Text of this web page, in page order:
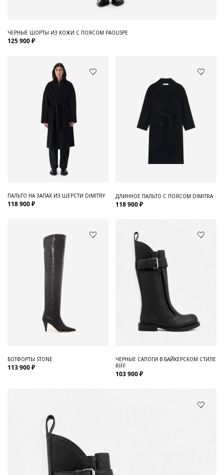
ЧЕРНЫЕ ШОРТЫ ИЗ КОЖИ С ПОЯСОМ PAOLISPE
125 900 ₽
ПАЛЬТО НА ЗАПАХ ИЗ ШЕРСТИ DIMITRY
118 900 ₽
ДЛИННОЕ ПАЛЬТО С ПОЯСОМ DIMITRA
118 900 ₽
БОТФОРТЫ STONE
113 900 ₽
ЧЕРНЫЕ САПОГИ В БАЙКЕРСКОМ СТИЛЕ
RIFF
103 900 ₽